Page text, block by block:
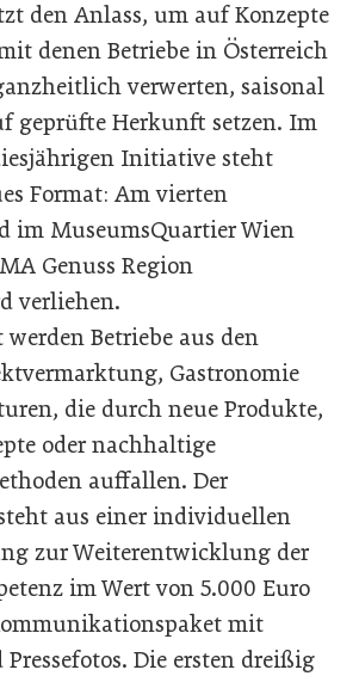
den Anlass, um auf Konzepte
denen Betriebe in Österreich
verwerten, saisonal
geprüfte Herkunft setzen. Im
Initiative steht
Format: Am vierten
im MuseumsQuartier Wien
Genuss Region
verliehen.
Betriebe aus den
Gastronomie
die durch neue Produkte,
oder nachhaltige
auffallen. Der
aus einer individuellen
zur Weiterentwicklung der
im Wert von 5.000 Euro
mit
Die ersten dreißig